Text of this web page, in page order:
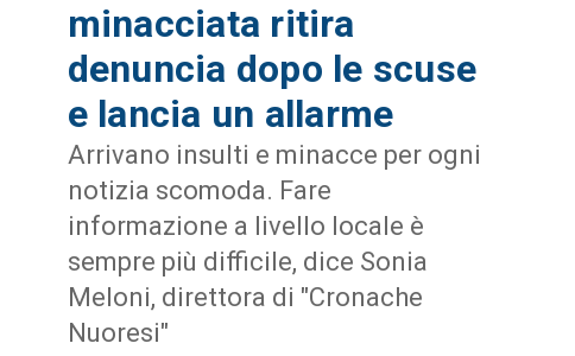
minacciata ritira
denuncia dopo le scuse
e lancia un allarme
Arrivano insulti e minacce per ogni
notizia scomoda. Fare
informazione a livello locale è
sempre più difficile, dice Sonia
Meloni, direttora di "Cronache
Nuoresi"